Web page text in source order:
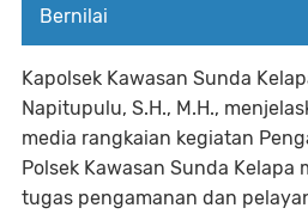
Bernilai
Kapolsek Kawasan Sunda
Napitupulu, S.H., M.H.,
media rangkaian kegiatan
Polsek Kawasan Sunda Kelapa
tugas pengamanan dan